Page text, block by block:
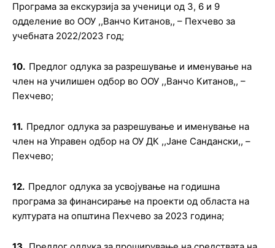
Програма за екскурзија за ученици од 3, 6 и 9
одделение во ООУ ,,Ванчо Китанов,, – Пехчево за
учебната 2022/2023 год;
10. Предлог одлука за разрешување и именување на
член на училишен одбор во ООУ ,,Ванчо Китанов,, –
Пехчево;
11. Предлог oдлука за разрешување и именување на
член на Управен одбор на ОУ ДК ,,Јане Сандански,, –
Пехчево;
12. Предлог одлука за усвојување на годишна
програма за финансирање на проекти од областа на
културата на општина Пехчево за 2023 година;